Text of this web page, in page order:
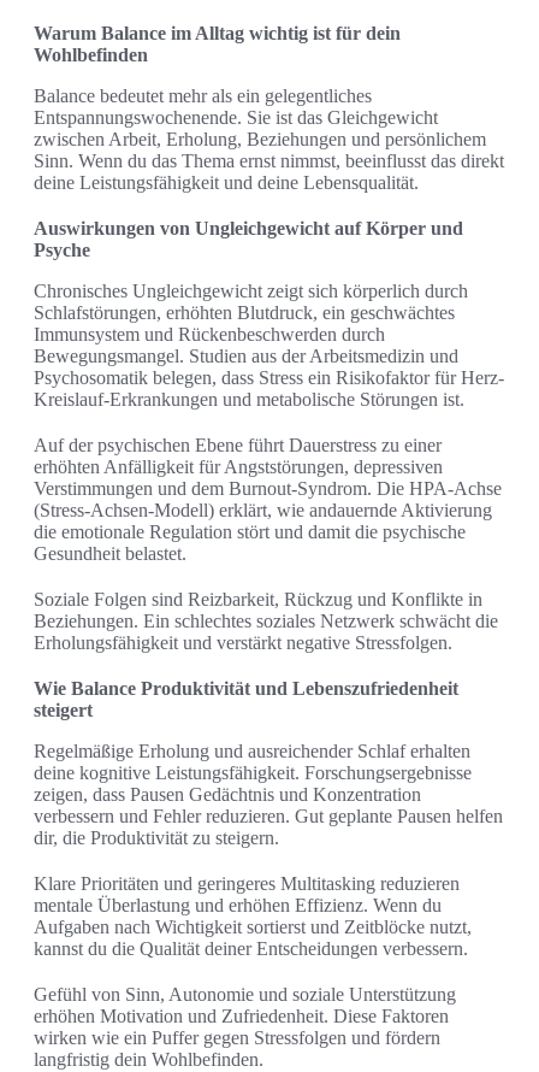
Warum Balance im Alltag wichtig ist für dein
Wohlbefinden
Balance bedeutet mehr als ein gelegentliches
Entspannungswochenende. Sie ist das Gleichgewicht
zwischen Arbeit, Erholung, Beziehungen und persönlichem
Sinn. Wenn du das Thema ernst nimmst, beeinflusst das direkt
deine Leistungsfähigkeit und deine Lebensqualität.
Auswirkungen von Ungleichgewicht auf Körper und
Psyche
Chronisches Ungleichgewicht zeigt sich körperlich durch
Schlafstörungen, erhöhten Blutdruck, ein geschwächtes
Immunsystem und Rückenbeschwerden durch
Bewegungsmangel. Studien aus der Arbeitsmedizin und
Psychosomatik belegen, dass Stress ein Risikofaktor für Herz-
Kreislauf-Erkrankungen und metabolische Störungen ist.
Auf der psychischen Ebene führt Dauerstress zu einer
erhöhten Anfälligkeit für Angststörungen, depressiven
Verstimmungen und dem Burnout-Syndrom. Die HPA-Achse
(Stress-Achsen-Modell) erklärt, wie andauernde Aktivierung
die emotionale Regulation stört und damit die psychische
Gesundheit belastet.
Soziale Folgen sind Reizbarkeit, Rückzug und Konflikte in
Beziehungen. Ein schlechtes soziales Netzwerk schwächt die
Erholungsfähigkeit und verstärkt negative Stressfolgen.
Wie Balance Produktivität und Lebenszufriedenheit
steigert
Regelmäßige Erholung und ausreichender Schlaf erhalten
deine kognitive Leistungsfähigkeit. Forschungsergebnisse
zeigen, dass Pausen Gedächtnis und Konzentration
verbessern und Fehler reduzieren. Gut geplante Pausen helfen
dir, die Produktivität zu steigern.
Klare Prioritäten und geringeres Multitasking reduzieren
mentale Überlastung und erhöhen Effizienz. Wenn du
Aufgaben nach Wichtigkeit sortierst und Zeitblöcke nutzt,
kannst du die Qualität deiner Entscheidungen verbessern.
Gefühl von Sinn, Autonomie und soziale Unterstützung
erhöhen Motivation und Zufriedenheit. Diese Faktoren
wirken wie ein Puffer gegen Stressfolgen und fördern
langfristig dein Wohlbefinden.